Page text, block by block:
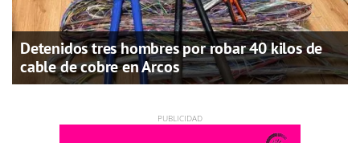
Detenidos tres hombres por robar 40 kilos de
cable de cobre en Arcos